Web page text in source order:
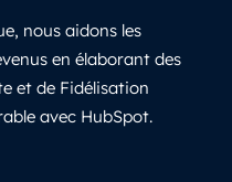
nous aidons les
en élaborant des
et de Fidélisation
avec HubSpot.